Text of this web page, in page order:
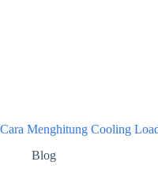
Cara Menghitung Cooling
Blog